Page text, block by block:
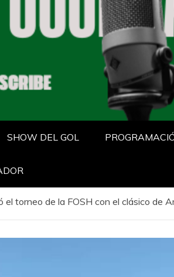
SHOW DEL GOL
el torneo de la FOSH con el clásico de